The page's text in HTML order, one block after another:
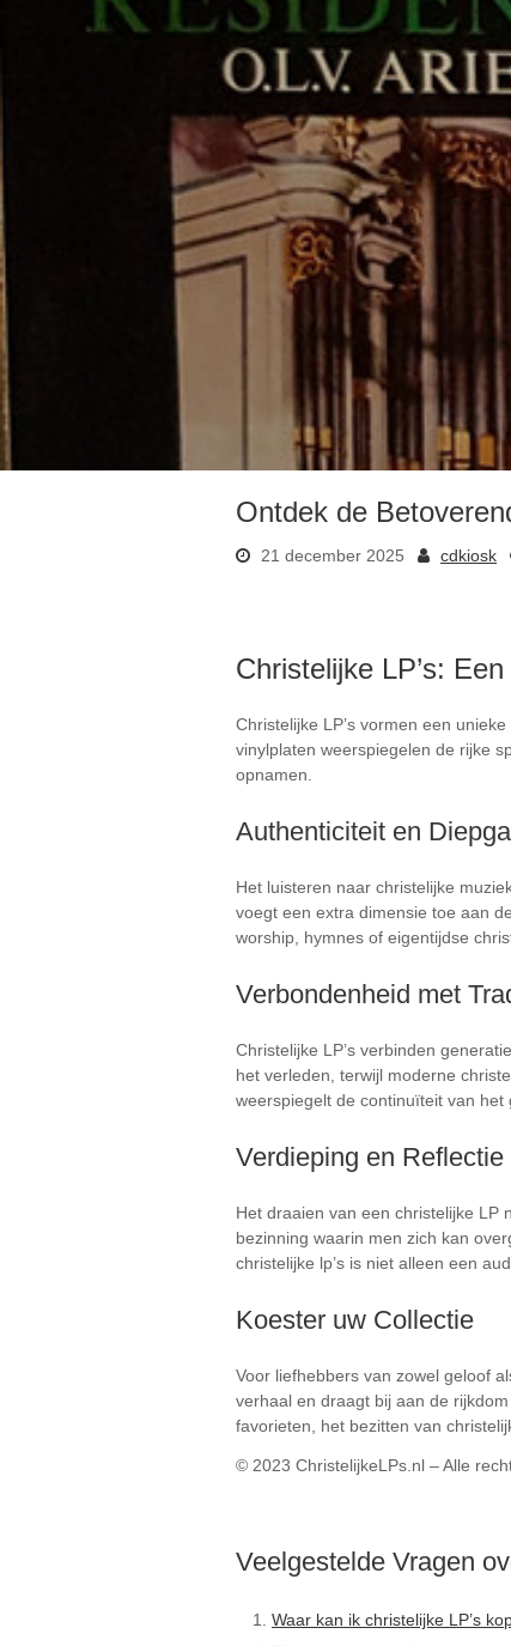
Ontdek de
21 december 2025 cdkiosk
Christelijke LP’s:
Christelijke LP’s vormen een
vinylplaten weerspiegelen de rijke
opnamen.
Authenticiteit en
Het luisteren naar christelijke
voegt een extra dimensie toe aan
worship, hymnes of eigentijdse
Verbondenheid met
Christelijke LP’s verbinden
het verleden, terwijl moderne
weerspiegelt de continuïteit van het
Verdieping en Reflectie
Het draaien van een christelijke LP
bezinning waarin men zich kan
christelijke lp’s is niet alleen een
Koester uw Collectie
Voor liefhebbers van zowel geloof
verhaal en draagt bij aan de
favorieten, het bezitten van
© 2023 ChristelijkeLPs.nl – Alle
Veelgestelde Vragen
Waar kan ik christelijke LP’s